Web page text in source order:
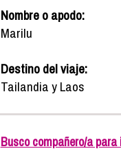
Nombre o apodo:
Marilu
Destino del viaje:
Tailandia y Laos
Busco compañero/a